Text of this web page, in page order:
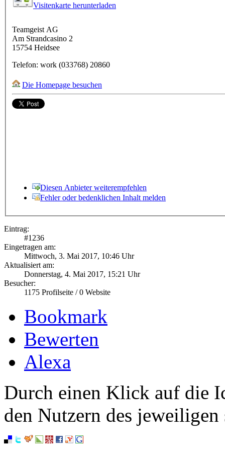
Visitenkarte herunterladen
Teamgeist AG
Am Strandcasino 2
15754 Heidsee
Telefon: work (033768) 20860
Die Homepage besuchen
Diesen Anbieter weiterempfehlen
Fehler oder bedenklichen Inhalt melden
Eintrag:
#1236
Eingetragen am:
Mittwoch, 3. Mai 2017, 10:46 Uhr
Aktualisiert am:
Donnerstag, 4. Mai 2017, 15:21 Uhr
Besucher:
1175 Profilseite /0 Website
Bookmark
Bewerten
Alexa
Durch einen Klick auf die
den Nutzern des